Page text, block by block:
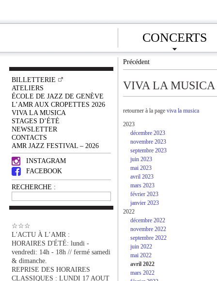
CONCERTS
BILLETTERIE
ATELIERS
ÉCOLE DE JAZZ DE GENÈVE
L’AMR AUX CROPETTES 2026
VIVA LA MUSICA
STAGES D’ÉTÉ
NEWSLETTER
CONTACTS
AMR JAZZ FESTIVAL – 2026
INSTAGRAM
FACEBOOK
RECHERCHE :
☆☆☆
L'ACTU À L’AMR :
HORAIRES D'ÉTÉ: lundi -
vendredi: 14h - 18h // fermé samedi
& dimanche.
REPRISE DES HORAIRES
CLASSIQUES : LUNDI 17 AOUT
Précédent
VIVA LA MUSICA
retourner à la page viva la musica
2023
décembre 2023
novembre 2023
septembre 2023
juin 2023
mai 2023
avril 2023
mars 2023
février 2023
janvier 2023
2022
décembre 2022
novembre 2022
septembre 2022
juin 2022
mai 2022
avril 2022
mars 2022